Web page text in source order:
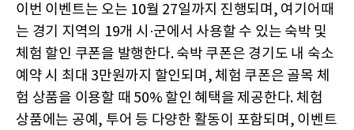
이번 이벤트는 오는 10월 27일까지 진행되며, 여기어때
는 경기 지역의 19개 시·군에서 사용할 수 있는 숙박 및
체험 할인 쿠폰을 발행한다. 숙박 쿠폰은 경기도 내 숙소
예약 시 최대 3만원까지 할인되며, 체험 쿠폰은 골목 체
험 상품을 이용할 때 50% 할인 혜택을 제공한다. 체험
상품에는 공예, 투어 등 다양한 활동이 포함되며, 이벤트